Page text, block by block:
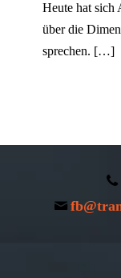
Heute hat sich
über die
sprechen. […]